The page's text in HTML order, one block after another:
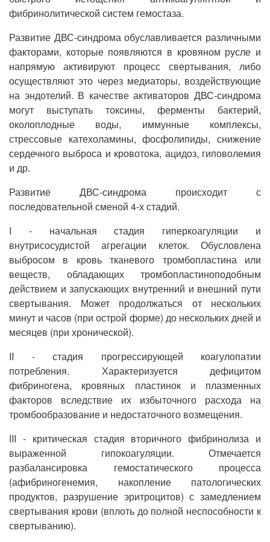
фибринолитической систем гемостаза.
Развитие ДВС-синдрома обуславливается различными
факторами, которые появляются в кровяном русле и
напрямую активируют процесс свертывания, либо
осуществляют это через медиаторы, воздействующие
на эндотелий. В качестве активаторов ДВС-синдрома
могут выступать токсины, ферменты бактерий,
околоплодные воды, иммунные комплексы,
стрессовые катехоламины, фосфолипиды, снижение
сердечного выброса и кровотока, ацидоз, гиповолемия
и др.
Развитие ДВС-синдрома происходит с
последовательной сменой 4-х стадий.
I - начальная стадия гиперкоагуляции и
внутрисосудистой агрегации клеток. Обусловлена
выбросом в кровь тканевого тромбопластина или
веществ, обладающих тромбопластиноподобным
действием и запускающих внутренний и внешний пути
свертывания. Может продолжаться от нескольких
минут и часов (при острой форме) до нескольких дней и
месяцев (при хронической).
II - стадия прогрессирующей коагулопатии
потребления. Характеризуется дефицитом
фибриногена, кровяных пластинок и плазменных
факторов вследствие их избыточного расхода на
тромбообразование и недостаточного возмещения.
III - критическая стадия вторичного фибринолиза и
выраженной гипокоагуляции. Отмечается
разбалансировка гемостатического процесса
(афибриногенемия, накопление патологических
продуктов, разрушение эритроцитов) с замедлением
свертывания крови (вплоть до полной неспособности к
свертыванию).